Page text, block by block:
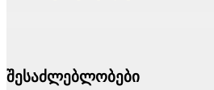
შესაძლებლობები